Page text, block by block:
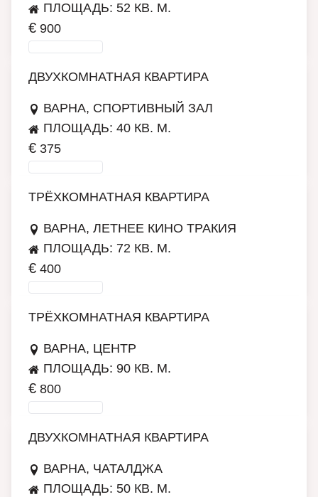
ПЛОЩАДЬ: 52 КВ. М.
€ 900
ДВУХКОМНАТНАЯ КВАРТИРА
ВАРНА, СПОРТИВНЫЙ ЗАЛ
ПЛОЩАДЬ: 40 КВ. М.
€ 375
ТРЁХКОМНАТНАЯ КВАРТИРА
ВАРНА, ЛЕТНЕЕ КИНО ТРАКИЯ
ПЛОЩАДЬ: 72 КВ. М.
€ 400
ТРЁХКОМНАТНАЯ КВАРТИРА
ВАРНА, ЦЕНТР
ПЛОЩАДЬ: 90 КВ. М.
€ 800
ДВУХКОМНАТНАЯ КВАРТИРА
ВАРНА, ЧАТАЛДЖА
ПЛОЩАДЬ: 50 КВ. М.